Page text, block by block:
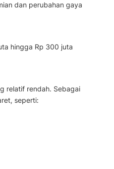
dan perubahan gaya
hingga Rp 300 juta
relatif rendah. Sebagai
seperti: